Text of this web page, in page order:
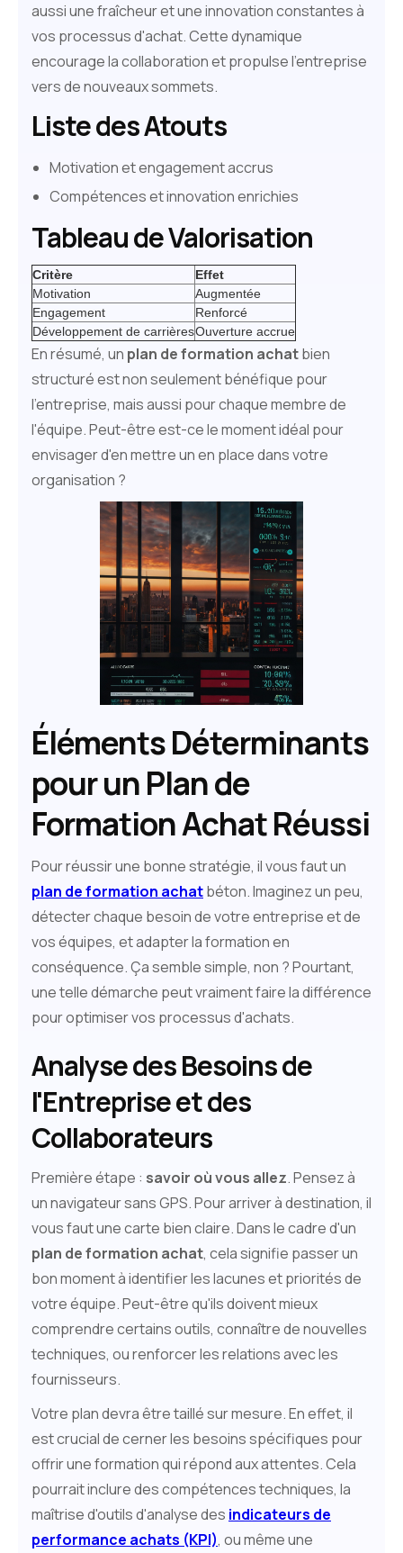
aussi une fraîcheur et une innovation constantes à
vos processus d'achat. Cette dynamique
encourage la collaboration et propulse l'entreprise
vers de nouveaux sommets.
Liste des Atouts
Motivation et engagement accrus
Compétences et innovation enrichies
Tableau de Valorisation
Critère
Effet
Motivation
Augmentée
Engagement
Renforcé
Développement de carrièresOuverture accrue
En résumé, un plan de formation achatbien
structuré est non seulement bénéfique pour
l'entreprise, mais aussi pour chaque membre de
l'équipe. Peut-être est-ce le moment idéal pour
envisager d'en mettre un en place dans votre
organisation ?
Éléments Déterminants
pour un Plan de
Formation Achat Réussi
Pour réussir une bonne stratégie, il vous faut un
plan de formation achatbéton. Imaginez un peu,
détecter chaque besoin de votre entreprise et de
vos équipes, et adapter la formation en
conséquence. Ça semble simple, non ? Pourtant,
une telle démarche peut vraiment faire la différence
pour optimiser vos processus d'achats.
Analyse des Besoins de
l'Entreprise et des
Collaborateurs
Première étape : savoir où vous allez. Pensez à
un navigateur sans GPS. Pour arriver à destination, il
vous faut une carte bien claire. Dans le cadre d'un
plan de formation achat, cela signifie passer un
bon moment à identifier les lacunes et priorités de
votre équipe. Peut-être qu'ils doivent mieux
comprendre certains outils, connaître de nouvelles
techniques, ou renforcer les relations avec les
fournisseurs.
Votre plan devra être taillé sur mesure. En effet, il
est crucial de cerner les besoins spécifiques pour
offrir une formation qui répond aux attentes. Cela
pourrait inclure des compétences techniques, la
maîtrise d'outils d'analyse des indicateurs de
performance achats (KPI), ou même une